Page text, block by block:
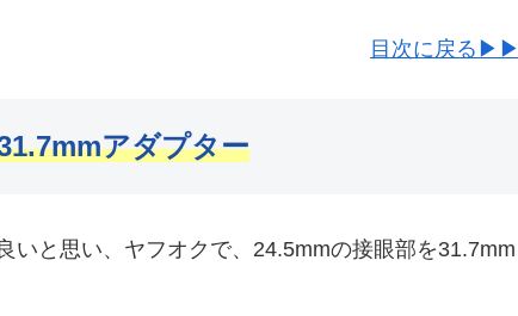
目次に戻る▶▶
アダプター
いと思い、ヤフオクで、24.5mmの接眼部を31.7mm